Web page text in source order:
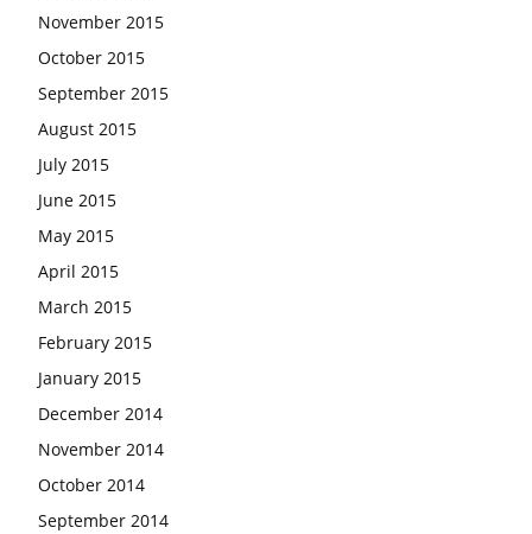
November 2015
October 2015
September 2015
August 2015
July 2015
June 2015
May 2015
April 2015
March 2015
February 2015
January 2015
December 2014
November 2014
October 2014
September 2014